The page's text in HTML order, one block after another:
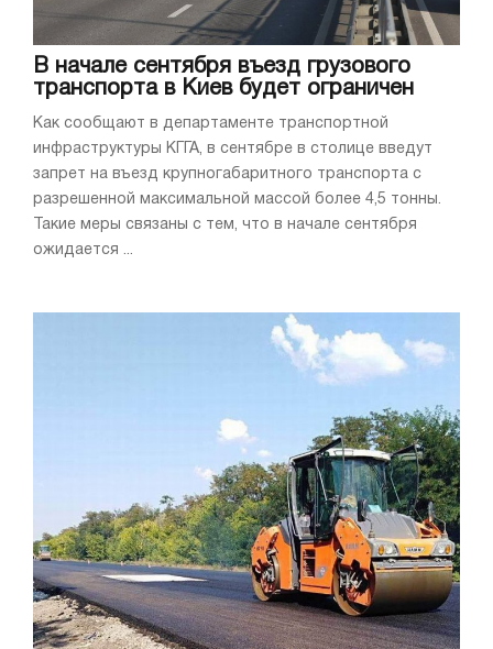
В начале сентября въезд грузового
транспорта в Киев будет ограничен
Как сообщают в департаменте транспортной
инфраструктуры КГГА, в сентябре в столице введут
запрет на въезд крупногабаритного транспорта с
разрешенной максимальной массой более 4,5 тонны.
Такие меры связаны с тем, что в начале сентября
ожидается ...